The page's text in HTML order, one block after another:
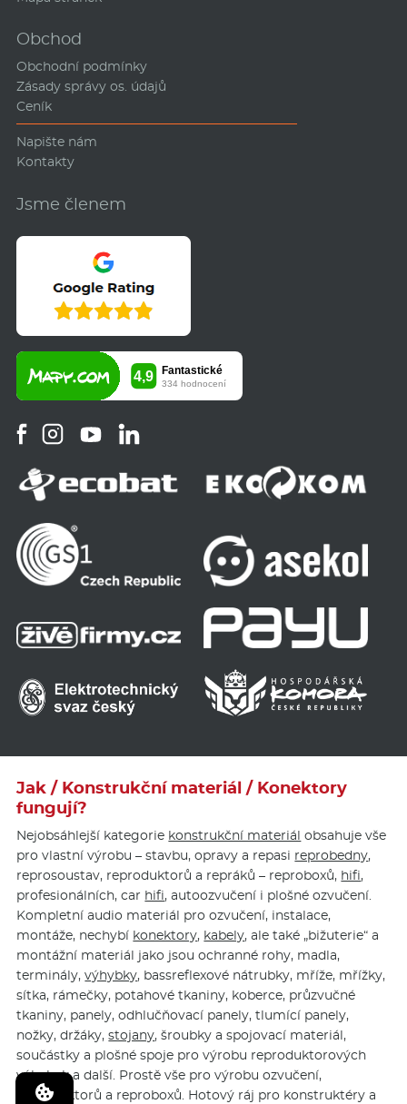
Obchod
Obchodní podmínky
Zásady správy os. údajů
Ceník
Napište nám
Kontakty
Jsme členem
Jak / Konstrukční materiál / Konektory
fungují?
Nejobsáhlejší kategorie konstrukční materiál obsahuje vše
pro vlastní výrobu – stavbu, opravy a repasi reprobedny,
reprosoustav, reproduktorů a repráků – reproboxů, hifi,
profesionálních, car hifi, autoozvučení i plošné ozvučení.
Kompletní audio materiál pro ozvučení, instalace,
montáže, nechybí konektory, kabely, ale také „bižuterie“ a
montážní materiál jako jsou ochranné rohy, madla,
terminály,výhybky, bassreflexové nátrubky, mříže, mřížky,
sítka, rámečky, potahové tkaniny, koberce, průzvučné
tkaniny, panely, odhlučňovací panely, tlumící panely,
nožky, držáky,stojany, šroubky a spojovací materiál,
součástky a plošné spoje pro výrobu reproduktorových
výhybek a další. Prostě vše pro výrobu ozvučení,
reproduktorů a reproboxů. Hotový ráj pro konstruktéry a